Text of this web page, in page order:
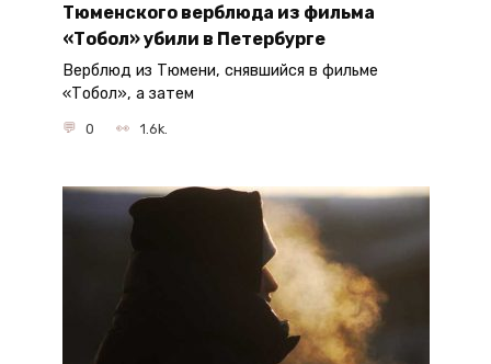
Тюменского верблюда из фильма
«Тобол» убили в Петербурге
Верблюд из Тюмени, снявшийся в фильме
«Тобол», а затем
0 1.6k.